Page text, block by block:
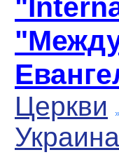
Церкви
Украина